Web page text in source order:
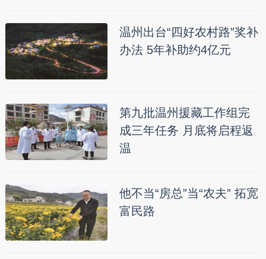
温州出台“四好农村路”奖补
办法 5年补助约4亿元
第九批温州援藏工作组完
成三年任务 月底将启程返
温
他不当“房总”当“农夫” 拓宽
富民路